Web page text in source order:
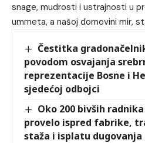
snage, mudrosti i ustrajnosti u
ummeta, a našoj domovini mir,
Čestitka
povodom osvajanja
reprezentacije Bosne i
sjedećoj odbojci
Oko 200 bivših
provelo ispred fabrike,
staža i isplatu dugovanja